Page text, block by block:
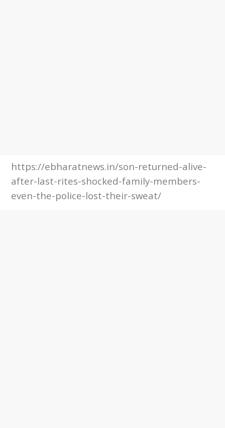
https://ebharatnews.in/son-returned-alive-
after-last-rites-shocked-family-members-
even-the-police-lost-their-sweat/